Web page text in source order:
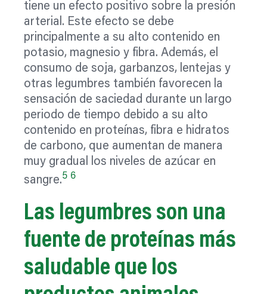
tiene un efecto positivo sobre la presión
arterial. Este efecto se debe
principalmente a su alto contenido en
potasio, magnesio y fibra. Además, el
consumo de soja, garbanzos, lentejas y
otras legumbres también favorecen la
sensación de saciedad durante un largo
periodo de tiempo debido a su alto
contenido en proteínas, fibra e hidratos
de carbono, que aumentan de manera
muy gradual los niveles de azúcar en
sangre.5 6
Las legumbres son una
fuente de proteínas más
saludable que los